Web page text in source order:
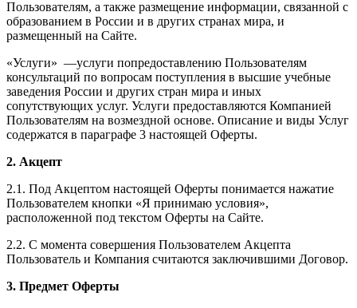
Пользователям, а также размещение информации, связанной с
образованием в России и в других странах мира, и
размещенный на Сайте.
«Услуги» —услуги попредоставлению Пользователям
консультаций по вопросам поступления в высшие учебные
заведения России и других стран мира и иных
сопутствующих услуг. Услуги предоставляются Компанией
Пользователям на возмездной основе. Описание и виды Услуг
содержатся в параграфе 3 настоящей Оферты.
2. Акцепт
2.1. Под Акцептом настоящей Оферты понимается нажатие
Пользователем кнопки «Я принимаю условия»,
расположенной под текстом Оферты на Сайте.
2.2. С момента совершения Пользователем Акцепта
Пользователь и Компания считаются заключившими Договор.
3. Предмет Оферты